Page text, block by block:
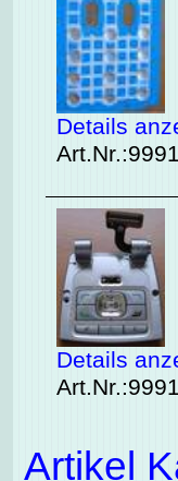
Details
Details
Artikel